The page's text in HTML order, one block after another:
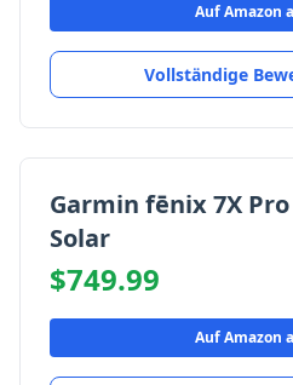
Auf Amazon
Vollständige
Garmin fēnix 7X
Solar
$749.99
Auf Amazon